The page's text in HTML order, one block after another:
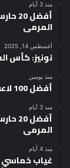
منذ 3 أيام
المرمى
أغسطس 14, 2025
نونيز: كأس
منذ يومين
أفضل 100 لاعب في كأس العالم 2026
منذ 3 أيام
المرمى
منذ 4 أيام
غياب خماسي